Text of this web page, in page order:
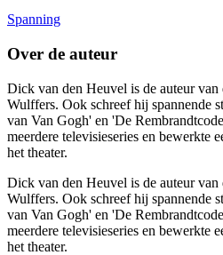
Spanning
Over de auteur
Dick van den Heuvel is de auteur van
Wulffers. Ook schreef hij spannende
van Van Gogh' en 'De
meerdere televisieseries en bewerkte
het theater.
Dick van den Heuvel is de auteur van
Wulffers. Ook schreef hij spannende
van Van Gogh' en 'De
meerdere televisieseries en bewerkte
het theater.